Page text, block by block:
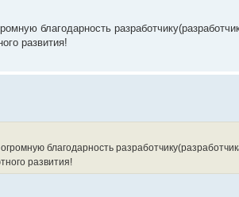
благодарность
развития!
благодарность
развития!